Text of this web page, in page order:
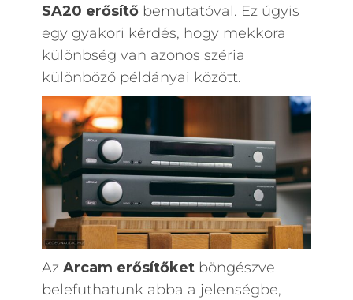
SA20 erősítőbemutatóval. Ez úgyis
egy gyakori kérdés, hogy mekkora
különbség van azonos széria
különböző példányai között.
Az Arcam erősítőketböngészve
belefuthatunk abba a jelenségbe,